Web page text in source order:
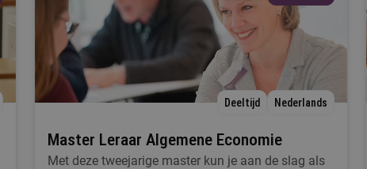
Startmoment
Selecteer Deeltijd Nederlands
Master Leraar Algemene Economie
Met deze tweejarige master kun je aan de slag als